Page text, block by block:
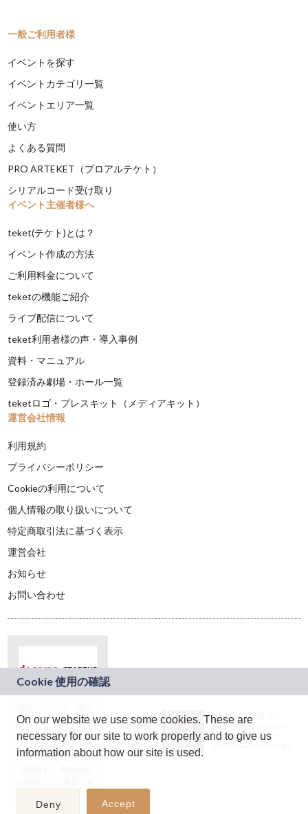
On our website we use some cookies. These are
necessary for our site to work properly and to give us
information about how our site is used.
Deny Accept
一般ご利用者様
イベントを探す
イベントカテゴリ一覧
イベントエリア一覧
使い方
よくある質問
PRO ARTEKET（プロアルテケト）
シリアルコード受け取り
イベント主催者様へ
teket(テケト)とは？
イベント作成の方法
ご利用料金について
teketの機能ご紹介
ライブ配信について
teket利用者様の声・導入事例
資料・マニュアル
登録済み劇場・ホール一覧
teketロゴ・プレスキット（メディアキット）
運営会社情報
利用規約
プライバシーポリシー
Cookieの利用について
個人情報の取り扱いについて
特定商取引法に基づく表示
運営会社
お知らせ
お問い合わせ
ドコモグループの新
規事業創出プログラ
ム「docomo
STARTUP」を通じて
JASRAC許諾番号：
9024936001Y45037
JASRAC許諾番号：